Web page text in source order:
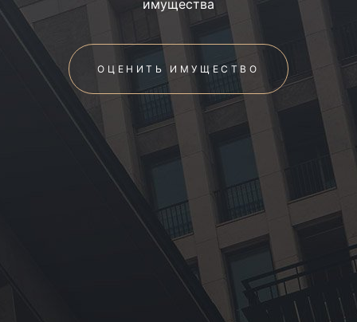
имущества
ОЦЕНИТЬ ИМУЩЕСТВО